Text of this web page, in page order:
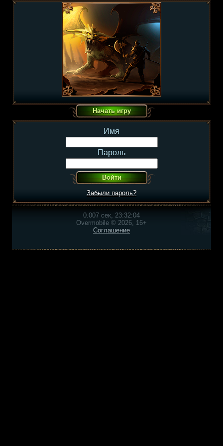
Имя
Пароль
Забыли пароль?
0.007 сек, 23:32:04
Overmobile © 2026, 16+
Соглашение